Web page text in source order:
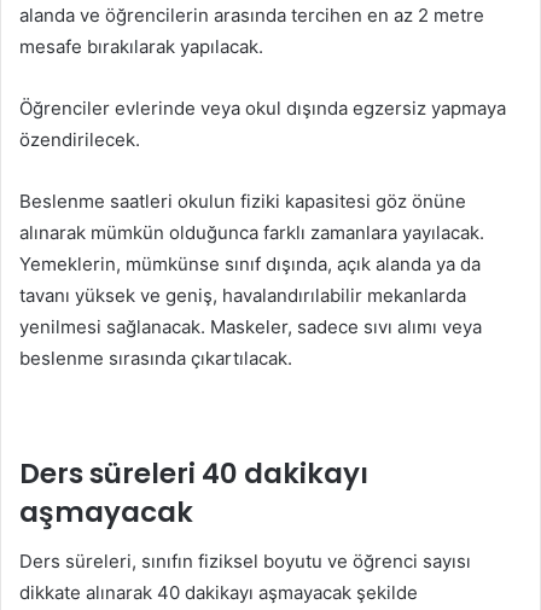
alanda ve öğrencilerin arasında tercihen en az 2 metre
mesafe bırakılarak yapılacak.
Öğrenciler evlerinde veya okul dışında egzersiz yapmaya
özendirilecek.
Beslenme saatleri okulun fiziki kapasitesi göz önüne
alınarak mümkün olduğunca farklı zamanlara yayılacak.
Yemeklerin, mümkünse sınıf dışında, açık alanda ya da
tavanı yüksek ve geniş, havalandırılabilir mekanlarda
yenilmesi sağlanacak. Maskeler, sadece sıvı alımı veya
beslenme sırasında çıkartılacak.
Ders süreleri 40 dakikayı
aşmayacak
Ders süreleri, sınıfın fiziksel boyutu ve öğrenci sayısı
dikkate alınarak 40 dakikayı aşmayacak şekilde